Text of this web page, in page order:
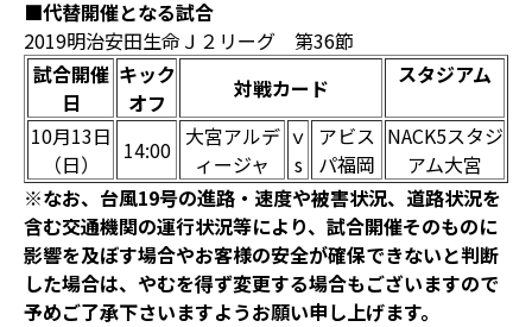
■代替開催となる試合
2019明治安田生命Ｊ２リーグ 第36節
試合開催
日
キック
オフ
対戦カード スタジアム
10月13日
（日）
14:00 大宮アルデ
ィージャ
ｖ
s
アビス
パ福岡
NACK5スタジ
アム大宮
※なお、台風19号の進路・速度や被害状況、道路状況を
含む交通機関の運行状況等により、試合開催そのものに
影響を及ぼす場合やお客様の安全が確保できないと判断
した場合は、やむを得ず変更する場合もございますので
予めご了承下さいますようお願い申し上げます。